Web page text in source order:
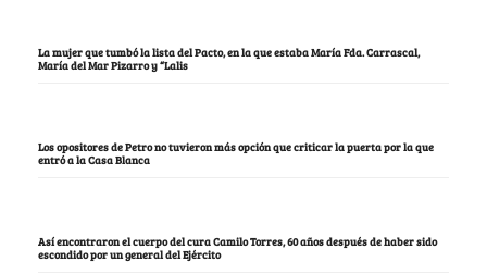
La mujer que tumbó la lista del Pacto, en la que estaba María Fda. Carrascal,
María del Mar Pizarro y “Lalis
Los opositores de Petro no tuvieron más opción que criticar la puerta por la que
entró a la Casa Blanca
Así encontraron el cuerpo del cura Camilo Torres, 60 años después de haber sido
escondido por un general del Ejército